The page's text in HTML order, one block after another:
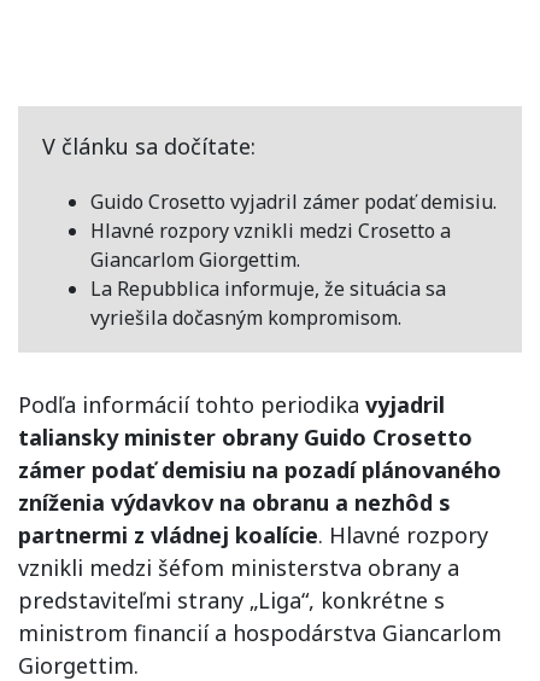
V článku sa dočítate:
Guido Crosetto vyjadril zámer podať demisiu.
Hlavné rozpory vznikli medzi Crosetto a
Giancarlom Giorgettim.
La Repubblica informuje, že situácia sa
vyriešila dočasným kompromisom.
Podľa informácií tohto periodika vyjadril
taliansky minister obrany Guido Crosetto
zámer podať demisiu na pozadí plánovaného
zníženia výdavkov na obranu a nezhôd s
partnermi z vládnej koalície. Hlavné rozpory
vznikli medzi šéfom ministerstva obrany a
predstaviteľmi strany „Liga“, konkrétne s
ministrom financií a hospodárstva Giancarlom
Giorgettim.